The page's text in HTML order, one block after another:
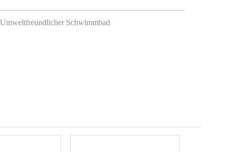
Umweltfreundlicher Schwimmbad